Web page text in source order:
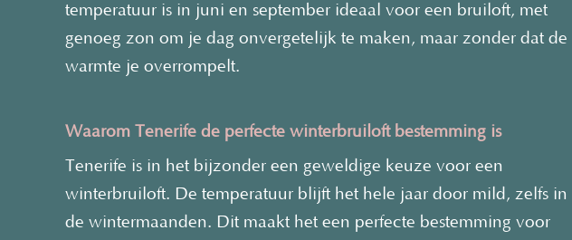
temperatuur is in juni en september ideaal voor een bruiloft, met
genoeg zon om je dag onvergetelijk te maken, maar zonder dat de
warmte je overrompelt.
Waarom Tenerife de perfecte winterbruiloft bestemming is
Tenerife is in het bijzonder een geweldige keuze voor een
winterbruiloft. De temperatuur blijft het hele jaar door mild, zelfs in
de wintermaanden. Dit maakt het een perfecte bestemming voor